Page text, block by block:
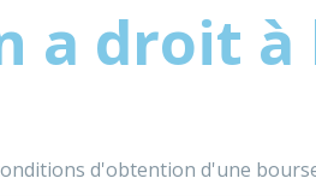
a droit
d'obtention d'une